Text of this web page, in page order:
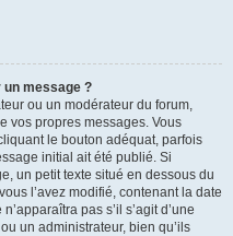
message ?
ou un modérateur du forum,
vos propres messages. Vous
le bouton adéquat, parfois
initial ait été publié. Si
un petit texte situé en dessous du
l’avez modifié, contenant la date
pas s’il s’agit d’une
un administrateur, bien qu’ils